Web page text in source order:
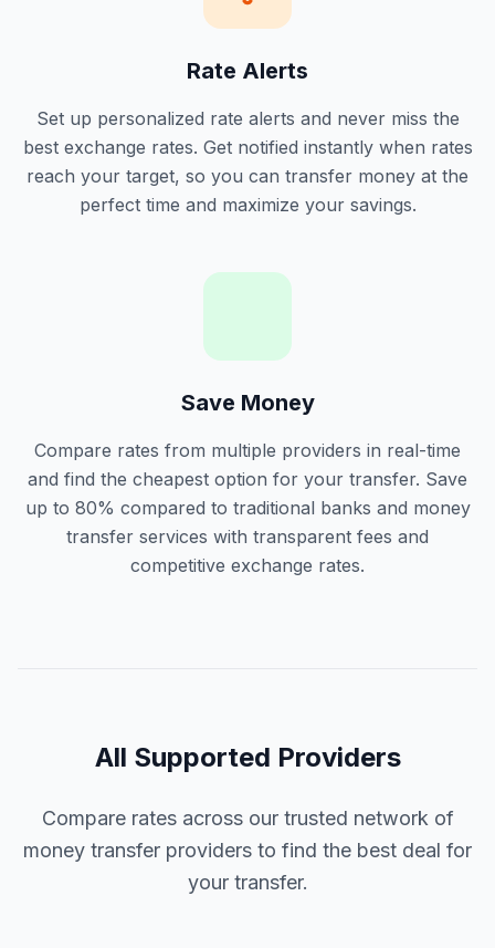
Rate Alerts
Set up personalized rate alerts and never miss the
best exchange rates. Get notified instantly when rates
reach your target, so you can transfer money at the
perfect time and maximize your savings.
Save Money
Compare rates from multiple providers in real-time
and find the cheapest option for your transfer. Save
up to 80% compared to traditional banks and money
transfer services with transparent fees and
competitive exchange rates.
All Supported Providers
Compare rates across our trusted network of
money transfer providers to find the best deal for
your transfer.